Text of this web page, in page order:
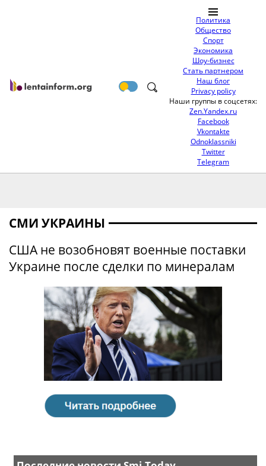
Политика
Общество
Спорт
Экономика
Шоу-бизнес
Стать партнером
Наш блог
Privacy policy
Наши группы в соцсетях:
Zen.Yandex.ru
Facebook
Vkontakte
Odnoklassniki
Twitter
Telegram
СМИ УКРАИНЫ
США не возобновят военные поставки
Украине после сделки по минералам